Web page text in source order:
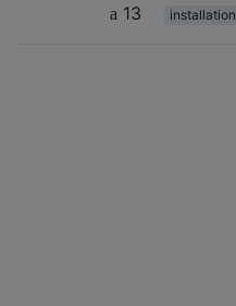
13
installation